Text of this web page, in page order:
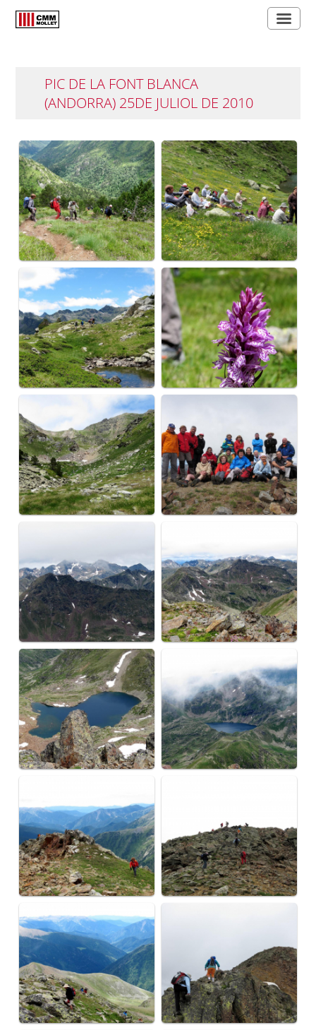
PIC DE LA FONT BLANCA
(ANDORRA) 25DE JULIOL DE 2010